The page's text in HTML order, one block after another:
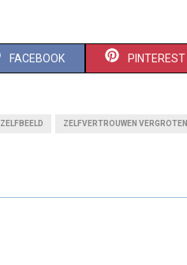
S
O
FACEBOOK S
O
PINTEREST
ZELFBEELD ZELFVERTROUWEN VERGROTEN